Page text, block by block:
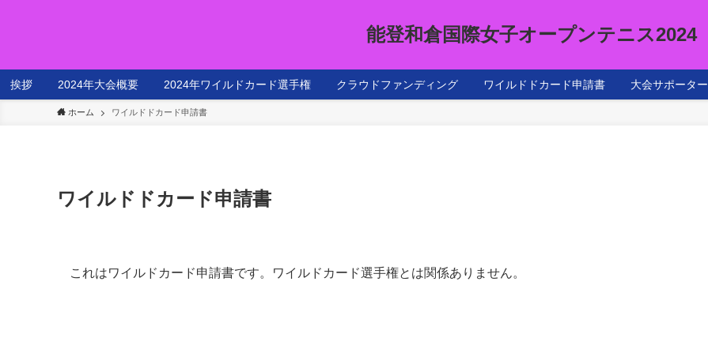
能登和倉国際女子オープンテニス2024
挨拶 2024年大会概要 2024年ワイルドカード選手権 クラウドファンディング ワイルドドカード申請書 大会サポーター
ホーム ワイルドドカード申請書
ワイルドドカード申請書
これはワイルドカード申請書です。ワイルドカード選手権とは関係ありません。